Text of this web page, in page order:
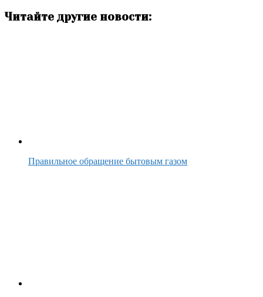
Читайте другие новости:
Правильное обращение бытовым газом